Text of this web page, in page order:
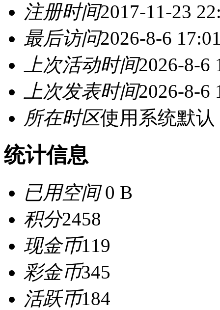
注册时间2017-11-23
最后访问2026-8-6
上次活动时间2026-8-6
上次发表时间2026-8-6
所在时区使用系统默认
统计信息
已用空间0 B
积分2458
现金币119
彩金币345
活跃币184